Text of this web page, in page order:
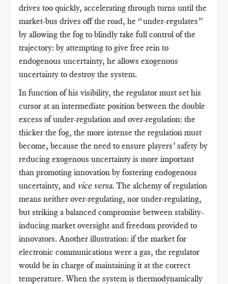
drives too quickly, accelerating through turns until the
market-bus drives off the road, he “under-regulates”
by allowing the fog to blindly take full control of the
trajectory: by attempting to give free rein to
endogenous uncertainty, he allows exogenous
uncertainty to destroy the system.
In function of his visibility, the regulator must set his
cursor at an intermediate position between the double
excess of under-regulation and over-regulation: the
thicker the fog, the more intense the regulation must
become, because the need to ensure players’ safety by
reducing exogenous uncertainty is more important
than promoting innovation by fostering endogenous
uncertainty, and vice versa.The alchemy of regulation
means neither over-regulating, nor under-regulating,
but striking a balanced compromise between stability-
inducing market oversight and freedom provided to
innovators. Another illustration: if the market for
electronic communications were a gas, the regulator
would be in charge of maintaining it at the correct
temperature. When the system is thermodynamically